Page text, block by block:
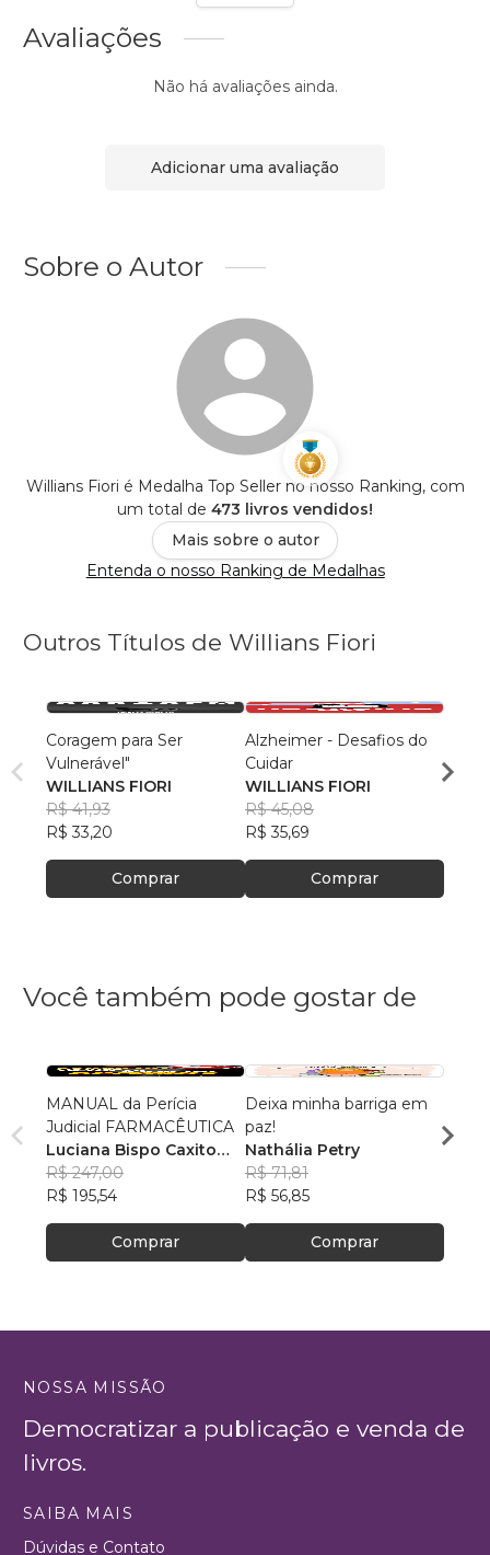
Avaliações
Não há avaliações ainda.
Adicionar uma avaliação
Sobre o Autor
Willians Fiori é Medalha Top Seller no nosso Ranking, com
um total de 473 livros vendidos!
Mais sobre o autor
Entenda o nosso Ranking de Medalhas
Outros Títulos de Willians Fiori
Coragem para Ser
Vulnerável"
WILLIANS FIORI
R$ 41,93
R$ 33,20
Comprar
Alzheimer - Desafios do
Cuidar
WILLIANS FIORI
R$ 45,08
R$ 35,69
Comprar
Você também pode gostar de
MANUAL da Perícia
Judicial FARMACÊUTICA
Luciana Bispo Caxito
Lopes Cançado
R$ 247,00
R$ 195,54
Comprar
Deixa minha barriga em
paz!
Nathália Petry
R$ 71,81
R$ 56,85
Comprar
R$
NOSSA MISSÃO
Democratizar a publicação e venda de
livros.
SAIBA MAIS
Dúvidas e Contato